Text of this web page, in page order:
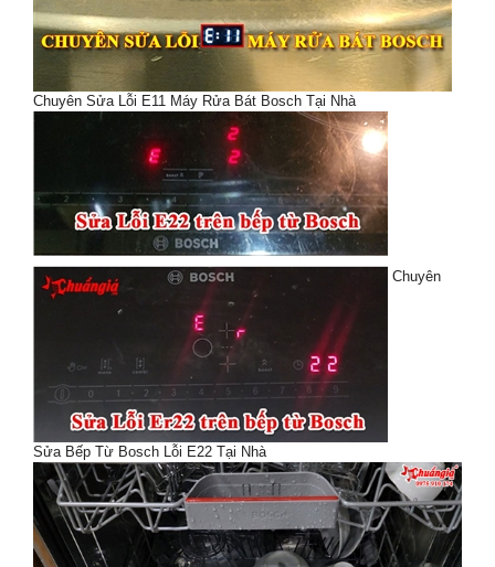
Chuyên Sửa Lỗi E11 Máy Rửa Bát Bosch Tại Nhà
Chuyên
Sửa Bếp Từ Bosch Lỗi E22 Tại Nhà